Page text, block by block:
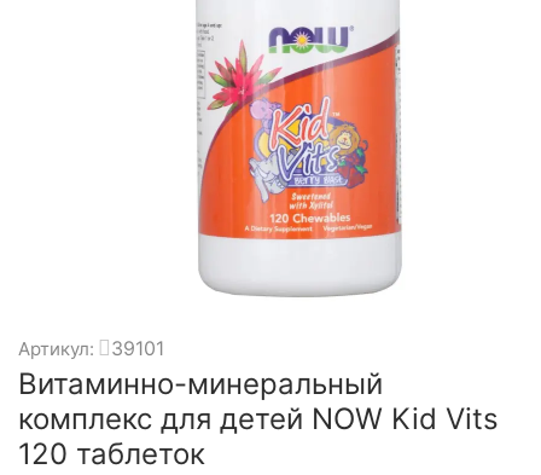
Артикул: 39101
Витаминно-минеральный
комплекс для детей NOW Kid Vits
120 таблеток